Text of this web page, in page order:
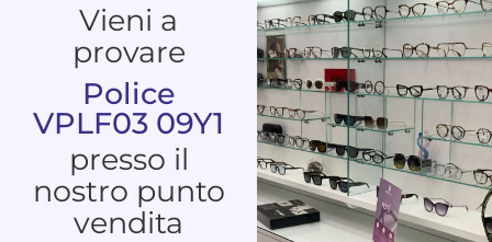
Vieni a
provare
Police
VPLF03 09Y1
presso il
nostro punto
vendita